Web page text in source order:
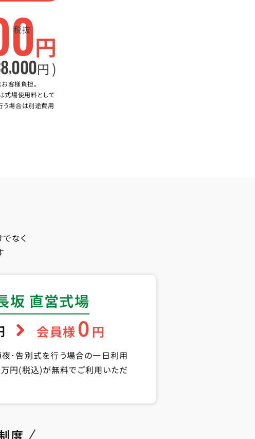
円
税抜
,000円 )
客様負担。
式場使用料として
う場合は別途費用
なく
坂 直営式場
会員様 0 円
･告別式を行う場合の一日利用
円(税込)が無料でご利用いただ
度